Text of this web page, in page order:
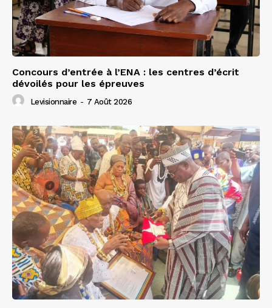
Concours d’entrée à l’ENA : les centres d’écrit
dévoilés pour les épreuves
Levisionnaire - 7 Août 2026